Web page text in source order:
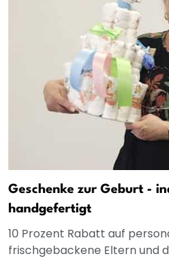
Geschenke zur Geburt -
handgefertigt
10 Prozent Rabatt auf
frischgebackene Eltern und